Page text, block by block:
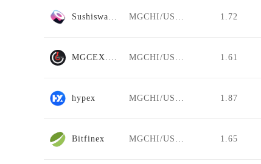
Sushiswap Celo MGCHI/USDT 1.72
MGCEX.NZ MGCHI/USDT 1.61
hypex MGCHI/USDT 1.87
Bitfinex MGCHI/USDT 1.65